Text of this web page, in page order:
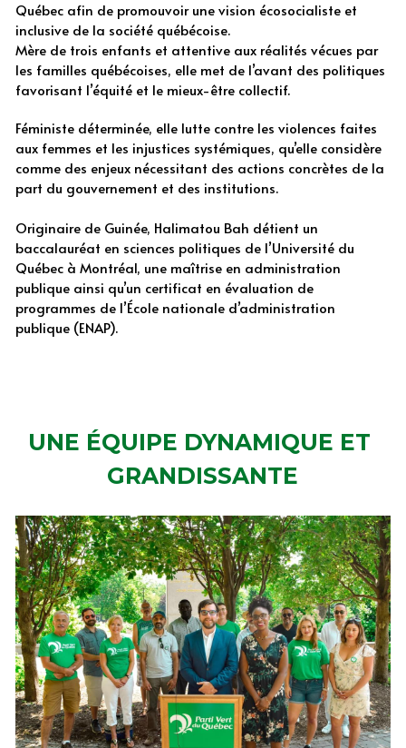
Québec afin de promouvoir une vision écosocialiste et
inclusive de la société québécoise.
Mère de trois enfants et attentive aux réalités vécues par
les familles québécoises, elle met de l’avant des politiques
favorisant l’équité et le mieux-être collectif.
Féministe déterminée, elle lutte contre les violences faites
aux femmes et les injustices systémiques, qu’elle considère
comme des enjeux nécessitant des actions concrètes de la
part du gouvernement et des institutions.
Originaire de Guinée, Halimatou Bah détient un
baccalauréat en sciences politiques de l’Université du
Québec à Montréal, une maîtrise en administration
publique ainsi qu’un certificat en évaluation de
programmes de l’École nationale d’administration
publique (ENAP).
UNE ÉQUIPE DYNAMIQUE ET
GRANDISSANTE